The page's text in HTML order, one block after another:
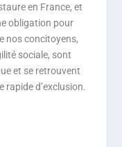
en France, et
obligation pour
nos concitoyens,
sociale, sont
et se retrouvent
rapide d’exclusion.